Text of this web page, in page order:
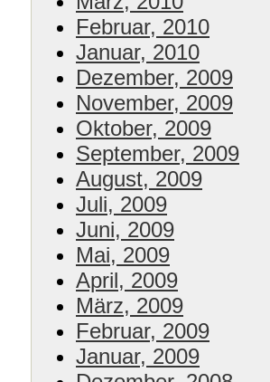
Februar, 2010
Januar, 2010
Dezember, 2009
November, 2009
Oktober, 2009
September, 2009
August, 2009
Juli, 2009
Juni, 2009
Mai, 2009
April, 2009
März, 2009
Februar, 2009
Januar, 2009